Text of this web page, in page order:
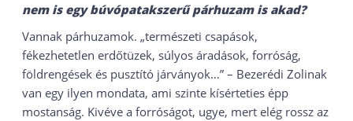
nem is egy búvópatakszerű párhuzam is akad?
Vannak párhuzamok. „természeti csapások,
fékezhetetlen erdőtüzek, súlyos áradások, forróság,
földrengések és pusztító járványok…” – Bezerédi Zolinak
van egy ilyen mondata, ami szinte kísérteties épp
mostanság. Kivéve a forróságot, ugye, mert elég rossz az